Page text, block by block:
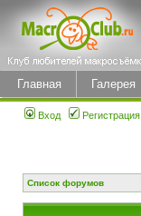
Главная Галерея
Вход Регистрация
Список форумов